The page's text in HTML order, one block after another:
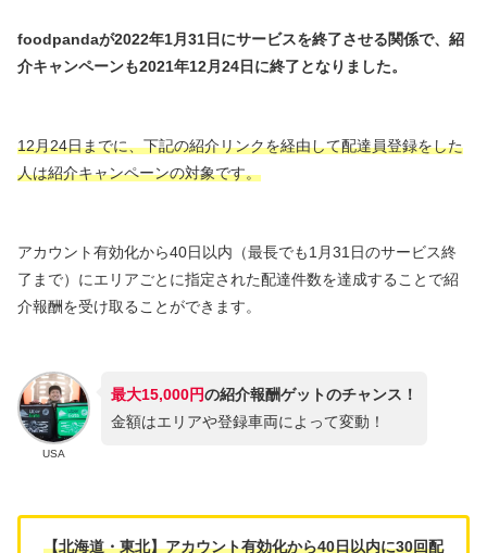
foodpandaが2022年1月31日にサービスを終了させる関係で、紹
介キャンペーンも2021年12月24日に終了となりました。
12月24日までに、下記の紹介リンクを経由して配達員登録をした
人は紹介キャンペーンの対象です。
アカウント有効化から40日以内（最長でも1月31日のサービス終
了まで）にエリアごとに指定された配達件数を達成することで紹
介報酬を受け取ることができます。
USA
最大15,000円の紹介報酬ゲットのチャンス！
金額はエリアや登録車両によって変動！
【北海道・東北】アカウント有効化から40日以内に30回配